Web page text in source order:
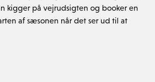
kigger på vejrudsigten og booker en
af sæsonen når det ser ud til at